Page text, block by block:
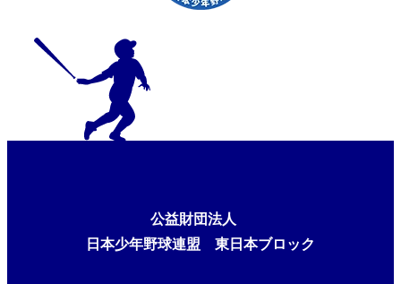
公益財団法人
日本少年野球連盟 東日本ブロック